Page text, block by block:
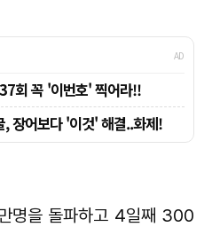
명을 돌파하고 4일째 300